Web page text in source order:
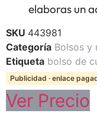
elaboras un
SKU 443981
Categoría Bolsos y
Etiqueta bolso de
Publicidad · enlace
Ver Precio